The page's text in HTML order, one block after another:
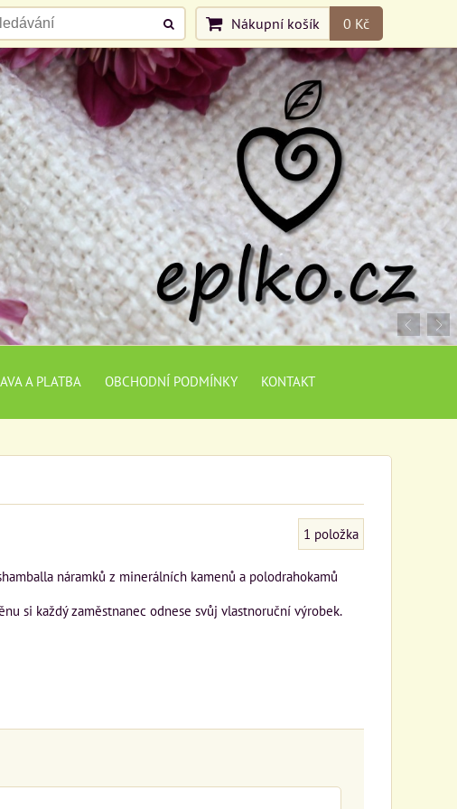
Nákupní košík 0 Kč
A PLATBA OBCHODNÍ PODMÍNKY KONTAKT
1 položka
náramků z minerálních kamenů a polodrahokamů
si každý zaměstnanec odnese svůj vlastnoruční výrobek.